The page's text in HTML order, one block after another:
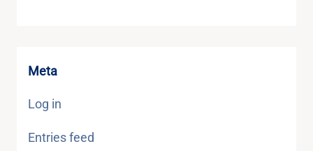
Meta
Log in
Entries feed